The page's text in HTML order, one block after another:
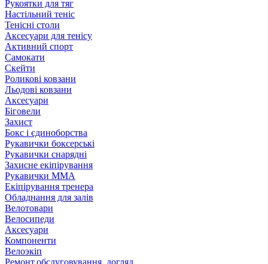
Рукоятки для тяг
Настільний теніс
Тенісні столи
Аксесуари для тенісу
Активний спорт
Самокати
Скейти
Роликові ковзани
Льодові ковзани
Аксесуари
Біговели
Захист
Бокс і єдиноборства
Рукавички боксерські
Рукавички снарядні
Захисне екіпірування
Рукавички ММА
Екіпірування тренера
Обладнання для залів
Велотовари
Велосипеди
Аксесуари
Компоненти
Велоэкіп
Ремонт.обслуговування, догляд